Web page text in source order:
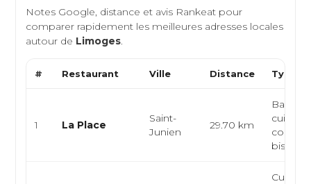
Notes Google, distance et avis Rankeat pour
comparer rapidement les meilleures adresses locales
autour de Limoges.
# Restaurant Ville Distance Type
1 La Place
Saint-
Junien
29.70 km
Bar à
cuisine
bistrot
Cuisine